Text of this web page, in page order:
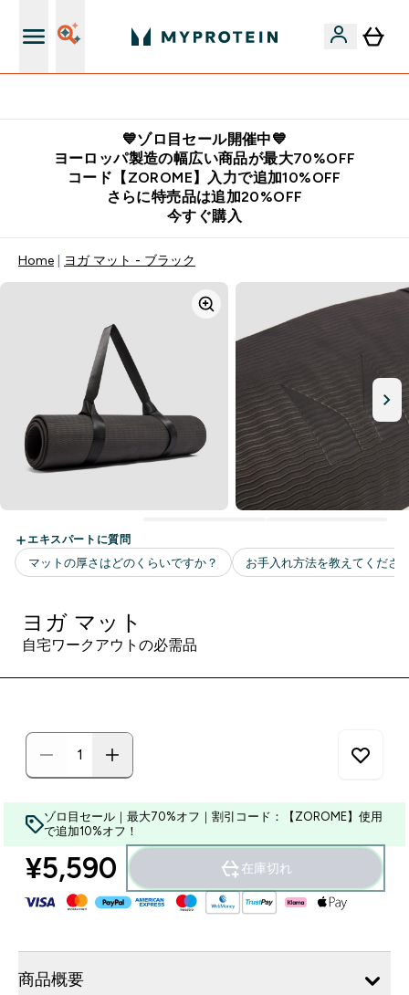
💙ゾロ目セール開催中💙
ヨーロッパ製造の幅広い商品が最大70%OFF
コード【ZOROME】入力で追加10%OFF
さらに特売品は追加20%OFF
今すぐ購入
Home ヨガ マット - ブラック
ヨガ マット
自宅ワークアウトの必需品
ゾロ目セール｜最大70%オフ｜割引コード：【ZOROME】使用
で追加10%オフ！
¥5,590‎ 在庫切れ
商品概要